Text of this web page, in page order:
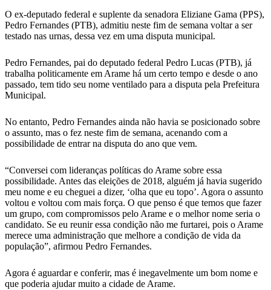
WhatsApp
O ex-deputado federal e suplente da senadora Eliziane Gama (PPS),
Pedro Fernandes (PTB), admitiu neste fim de semana voltar a ser
testado nas urnas, dessa vez em uma disputa municipal.
Pedro Fernandes, pai do deputado federal Pedro Lucas (PTB), já
trabalha politicamente em Arame há um certo tempo e desde o ano
passado, tem tido seu nome ventilado para a disputa pela Prefeitura
Municipal.
No entanto, Pedro Fernandes ainda não havia se posicionado sobre
o assunto, mas o fez neste fim de semana, acenando com a
possibilidade de entrar na disputa do ano que vem.
“Conversei com lideranças políticas do Arame sobre essa
possibilidade. Antes das eleições de 2018, alguém já havia sugerido
meu nome e eu cheguei a dizer, ‘olha que eu topo’. Agora o assunto
voltou e voltou com mais força. O que penso é que temos que fazer
um grupo, com compromissos pelo Arame e o melhor nome seria o
candidato. Se eu reunir essa condição não me furtarei, pois o Arame
merece uma administração que melhore a condição de vida da
população”, afirmou Pedro Fernandes.
Agora é aguardar e conferir, mas é inegavelmente um bom nome e
que poderia ajudar muito a cidade de Arame.